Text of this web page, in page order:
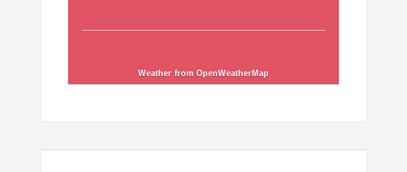
Weather from OpenWeatherMap